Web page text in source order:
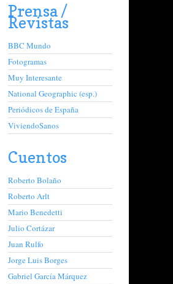
Prensa /
Revistas
BBC Mundo
Fotogramas
Muy Interesante
National Geographic (esp.)
Periódicos de España
ViviendoSanos
Cuentos
Roberto Bolaño
Roberto Arlt
Mario Benedetti
Julio Cortázar
Juan Rulfo
Jorge Luis Borges
Gabriel García Márquez